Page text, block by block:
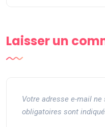
Laisser un
Votre adresse e-mail ne
obligatoires sont